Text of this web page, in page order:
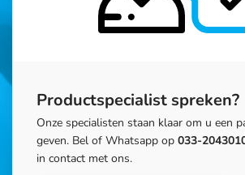
Productspecialist spreken?
Onze specialisten staan klaar om u een
geven. Bel of Whatsapp op 033-
in contact met ons.